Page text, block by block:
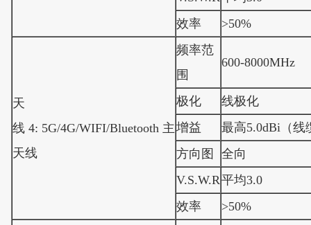
效率
>50%
天
线 4: 5G/4G/WIFI/Bluetooth 主
天线
频率范
围
600-8000MHz
极化
线极化
增益
最高5.0dBi（线
方向图
全向
V.S.W.R平均3.0
效率
>50%